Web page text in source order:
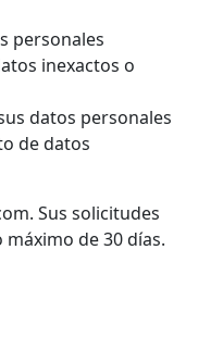
personales
inexactos o
datos personales
de datos
. Sus solicitudes
de 30 días.